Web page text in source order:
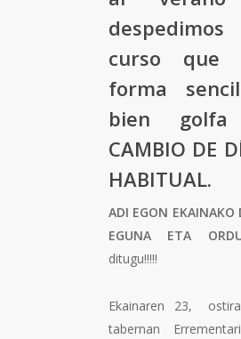
curso que
forma
bien
CAMBIO DE
HABITUAL.
ADI EGON EKAINAKO
EGUNA ETA
ditugu!!!!!
Ekainaren 23,
tabernan